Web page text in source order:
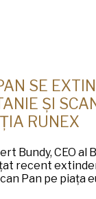
SE
ȘI
RUNEX
Bundy, CEO al
recent
Pan pe piața